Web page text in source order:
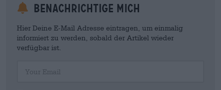
Benachrichtige mich
Hier Deine E-Mail Adresse eintragen, um einmalig
informiert zu werden, sobald der Artikel wieder
verfügbar ist.